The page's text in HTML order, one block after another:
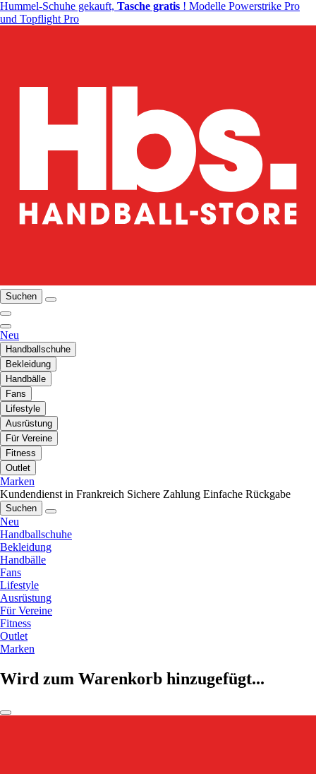
Hummel-Schuhe gekauft, Tasche gratis ! Modelle Powerstrike Pro
und Topflight Pro
Suchen
Neu
Handballschuhe
Bekleidung
Handbälle
Fans
Lifestyle
Ausrüstung
Für Vereine
Fitness
Outlet
Marken
Kundendienst in Frankreich Sichere Zahlung Einfache Rückgabe
Suchen
Neu
Handballschuhe
Bekleidung
Handbälle
Fans
Lifestyle
Ausrüstung
Für Vereine
Fitness
Outlet
Marken
Wird zum Warenkorb hinzugefügt...